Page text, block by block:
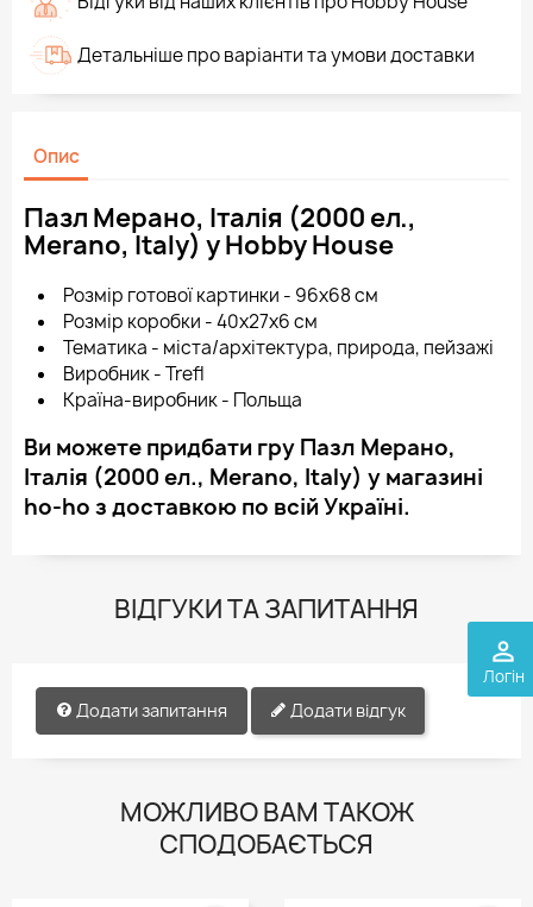
perm_identity
Логін
Детальніше про варіанти та умови доставки
Опис
Пазл Мерано, Італія (2000 ел.,
Merano, Italy) у Hobby House
Розмір готової картинки - 96х68 см
Розмір коробки - 40x27x6 см
Тематика - міста/архітектура, природа, пейзажі
Виробник - Trefl
Країна-виробник - Польща
Ви можете придбати гру Пазл Мерано,
Італія (2000 ел., Merano, Italy) у магазині
ho-ho з доставкою по всій Україні.
ВІДГУКИ ТА ЗАПИТАННЯ
Додати запитання Додати відгук
МОЖЛИВО ВАМ ТАКОЖ
СПОДОБАЄТЬСЯ